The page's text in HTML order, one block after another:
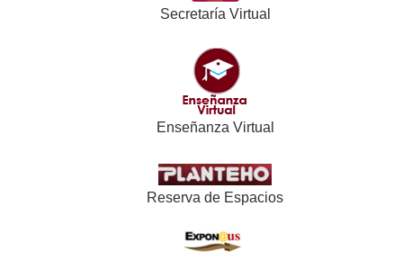
Secretaría Virtual
Enseñanza Virtual
Reserva de Espacios